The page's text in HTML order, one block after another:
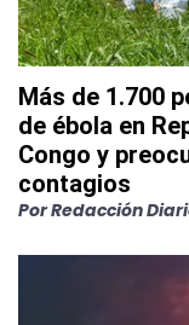
Más de 1.700
de ébola en
Congo y
contagios
PorRedacción